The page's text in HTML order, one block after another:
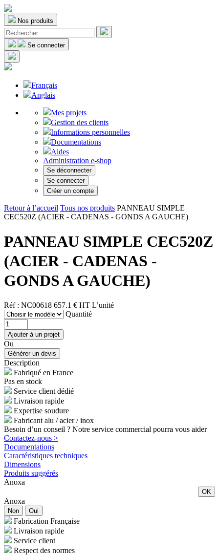
Nos produits
Se connecter
Français
Anglais
Mes projets
Gestion des clients
Informations personnelles
Documentations
Aides
Administration e-shop
Se déconnecter
Se connecter
Créer un compte
Retour à l’accueil Tous nos produits PANNEAU SIMPLE
CEC520Z (ACIER - CADENAS - GONDS A GAUCHE)
PANNEAU SIMPLE CEC520Z
(ACIER - CADENAS -
GONDS A GAUCHE)
Réf : NC00618 657.1 € HT L’unité
Quantité
Ou
Description
Fabriqué en France
Pas en stock
Service client dédié
Livraison rapide
Expertise soudure
Fabricant alu / acier / inox
Besoin d’un conseil ? Notre service commercial pourra vous aider
Contactez-nous >
Documentations
Caractéristiques techniques
Dimensions
Produits suggérés
Anoxa
OK
Anoxa
Non Oui
Fabrication Française
Livraison rapide
Service client
Respect des normes